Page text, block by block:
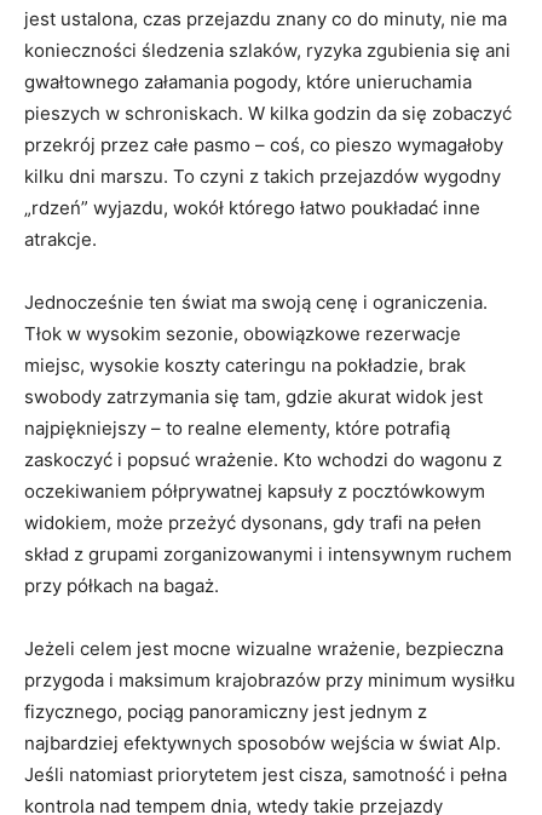
jest ustalona, czas przejazdu znany co do minuty, nie ma
konieczności śledzenia szlaków, ryzyka zgubienia się ani
gwałtownego załamania pogody, które unieruchamia
pieszych w schroniskach. W kilka godzin da się zobaczyć
przekrój przez całe pasmo – coś, co pieszo wymagałoby
kilku dni marszu. To czyni z takich przejazdów wygodny
„rdzeń” wyjazdu, wokół którego łatwo poukładać inne
atrakcje.
Jednocześnie ten świat ma swoją cenę i ograniczenia.
Tłok w wysokim sezonie, obowiązkowe rezerwacje
miejsc, wysokie koszty cateringu na pokładzie, brak
swobody zatrzymania się tam, gdzie akurat widok jest
najpiękniejszy – to realne elementy, które potrafią
zaskoczyć i popsuć wrażenie. Kto wchodzi do wagonu z
oczekiwaniem półprywatnej kapsuły z pocztówkowym
widokiem, może przeżyć dysonans, gdy trafi na pełen
skład z grupami zorganizowanymi i intensywnym ruchem
przy półkach na bagaż.
Jeżeli celem jest mocne wizualne wrażenie, bezpieczna
przygoda i maksimum krajobrazów przy minimum wysiłku
fizycznego, pociąg panoramiczny jest jednym z
najbardziej efektywnych sposobów wejścia w świat Alp.
Jeśli natomiast priorytetem jest cisza, samotność i pełna
kontrola nad tempem dnia, wtedy takie przejazdy